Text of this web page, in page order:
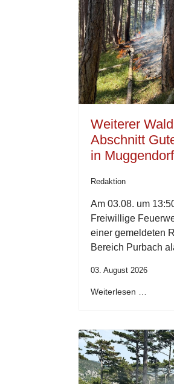
Weiterer
Abschnitt
in Muggendorf
Redaktion
Am 03.08. um
Freiwillige
einer gemeldeten
Bereich Purbach
03. August 2026
Weiterlesen …